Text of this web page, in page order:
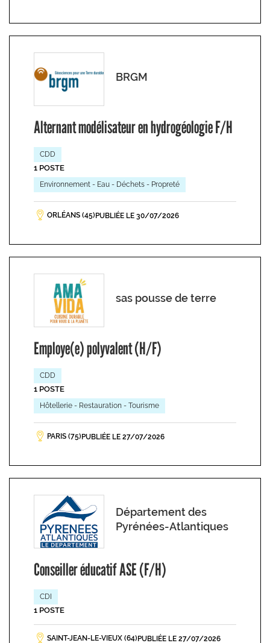
BRGM
Alternant modélisateur en hydrogéologie F/H
CDD
1 POSTE
Environnement - Eau - Déchets - Propreté
ORLÉANS (45) PUBLIÉE LE 30/07/2026
sas pousse de terre
Employe(e) polyvalent (H/F)
CDD
1 POSTE
Hôtellerie - Restauration - Tourisme
PARIS (75) PUBLIÉE LE 27/07/2026
Département des
Pyrénées-Atlantiques
Conseiller éducatif ASE (F/H)
CDI
1 POSTE
SAINT-JEAN-LE-VIEUX (64) PUBLIÉE LE 27/07/2026